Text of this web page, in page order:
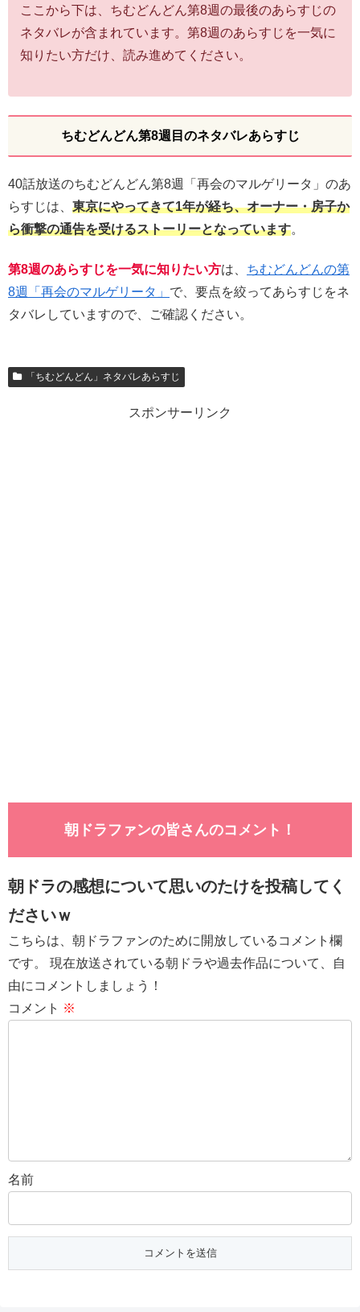
ここから下は、ちむどんどん第8週の最後のあらすじの
ネタバレが含まれています。第8週のあらすじを一気に
知りたい方だけ、読み進めてください。
ちむどんどん第8週目のネタバレあらすじ
40話放送のちむどんどん第8週「再会のマルゲリータ」のあ
らすじは、 東京にやってきて1年が経ち、オーナー・房子か
ら衝撃の通告を受けるストーリーとなっています。
第8週のあらすじを一気に知りたい方は、 ちむどんどんの第
8週「再会のマルゲリータ」 で、要点を絞ってあらすじをネ
タバレしていますので、ご確認ください。
「ちむどんどん」ネタバレあらすじ
スポンサーリンク
朝ドラファンの皆さんのコメント！
朝ドラの感想について思いのたけを投稿してく
ださいｗ
こちらは、朝ドラファンのために開放しているコメント欄
です。 現在放送されている朝ドラや過去作品について、自
由にコメントしましょう！
コメント ※
名前